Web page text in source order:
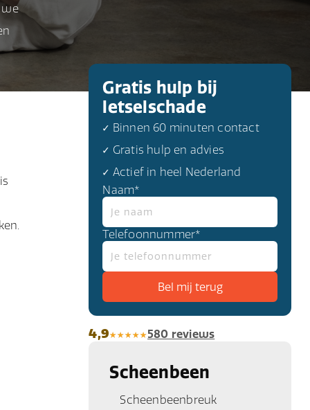
we
Gratis hulp bij
letselschade
✓ Binnen 60 minuten contact
✓ Gratis hulp en advies
✓ Actief in heel Nederland
Naam*
Telefoonnummer*
4,9 580 reviews
Scheenbeen
Scheenbeenbreuk